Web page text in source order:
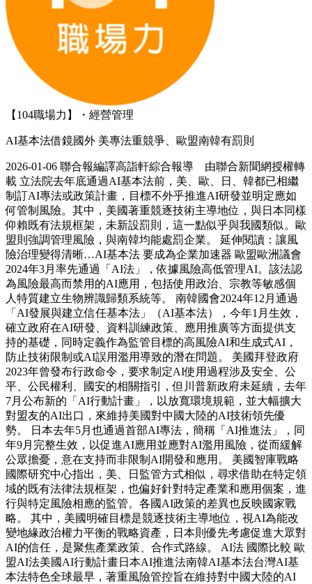
【104職場力】・經營管理
AI基本法借鏡國外 美專法重競爭、歐盟南韓有罰則
2026-01-06 聯合報編譯高詣軒綜合報導 由聯合新聞網授權轉
載 立法院去年底通過AI基本法前，美、歐、日、韓都已相繼
制訂AI專法或政策計畫，目標不外乎推進AI研發並明定應如
何管制風險。其中，美國著重競逐技術主導地位，與日本同樣
仰賴既有法規框架，未新設罰則，這一點似乎與我國類似。歐
盟則強調管理風險，與南韓均能處罰企業。 延伸閱讀：讓風
險治理變得清晰…AI基本法 要成為企業加速器 歐盟歐洲議會
2024年3月率先通過「AI法」，依據風險高低管理AI。該法認
為風險最高而禁用的AI應用，包括使用政治、宗教等敏感個
人特質建立生物辨識歸類系統等。 南韓國會2024年12月通過
「AI發展與建立信任基本法」（AI基本法），今年1月生效，
確立政府在AI研發、資料訓練政策、應用推廣等方面提供支
持的基礎，同時定義作為監管目標的高風險AI和生成式AI，
防止技術限制或AI誤用濫用導致的潛在問題。 美國拜登政府
2023年曾發布行政命令，要求制定AI使用過程涉及安全、公
平、公民權利、國安的相關指引，但川普新政府未延續，去年
7月公布新的「AI行動計畫」，以放寬環境規範，並大幅擴大
對盟友的AI出口，來維持美國對中國大陸的AI技術領先優
勢。 日本去年5月也通過首部AI專法，簡稱「AI推進法」，同
年9月完整生效，以促進AI應用並應對AI濫用風險，從而緩解
公眾擔憂，意在支持而非限制AI開發和應用。 美國智庫戰略
國際研究中心指出，美、日監管方式相似，尋求借助在特定領
域的既有法律法規框架，也偏好針對特定產業和應用個案，進
行與特定風險相應的監管。各國AI政策的差異也反映國家戰
略。 其中，美國明確目標是競逐技術主導地位，視AI為能改
變地緣政治權力平衡的戰略資產，日本則優先考慮促進大眾對
AI的信任，是聚焦產業政策、合作式路線。 AI法 國際比較 歐
盟AI法美國AI行動計畫日本AI推進法南韓AI基本法台灣AI基
本法特色全球最早，著重風險管控旨在維持對中國大陸的AI